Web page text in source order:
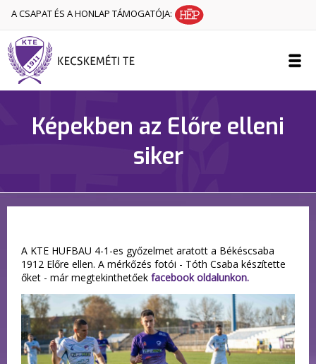
A CSAPAT ÉS A HONLAP TÁMOGATÓJA:
Képekben az Előre elleni
siker
A KTE HUFBAU 4-1-es győzelmet aratott a Békéscsaba
1912 Előre ellen. A mérkőzés fotói - Tóth Csaba készítette
őket - már megtekinthetőek facebook oldalunkon.